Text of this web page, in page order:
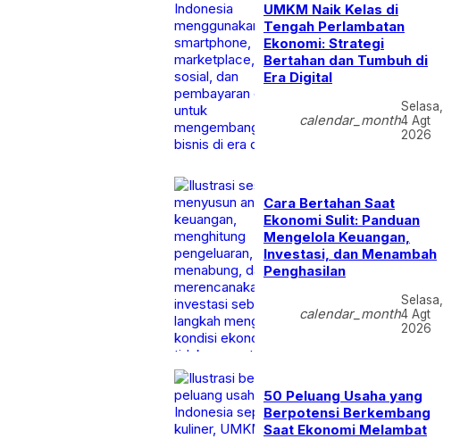
UMKM Naik Kelas di
Tengah Perlambatan
Ekonomi: Strategi
Bertahan dan Tumbuh di
Era Digital
calendar_month
Selasa,
4 Agt
2026
Cara Bertahan Saat
Ekonomi Sulit: Panduan
Mengelola Keuangan,
Investasi, dan Menambah
Penghasilan
calendar_month
Selasa,
4 Agt
2026
50 Peluang Usaha yang
Berpotensi Berkembang
Saat Ekonomi Melambat